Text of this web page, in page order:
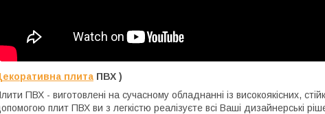
плита ПВХ )
ПВХ - виготовлені на сучасному обладнанні із високоякісних,
плит ПВХ ви з легкістю реалізуєте всі Ваші дизайнерські